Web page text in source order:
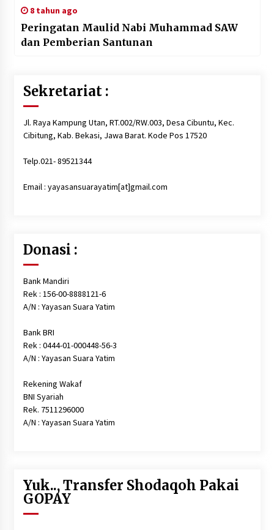
8 tahun ago
Peringatan Maulid Nabi Muhammad SAW
dan Pemberian Santunan
Sekretariat :
Jl. Raya Kampung Utan, RT.002/RW.003, Desa Cibuntu, Kec.
Cibitung, Kab. Bekasi, Jawa Barat. Kode Pos 17520
Telp.021- 89521344
Email : yayasansuarayatim[at]gmail.com
Donasi :
Bank Mandiri
Rek : 156-00-8888121-6
A/N : Yayasan Suara Yatim
Bank BRI
Rek : 0444-01-000448-56-3
A/N : Yayasan Suara Yatim
Rekening Wakaf
BNI Syariah
Rek. 7511296000
A/N : Yayasan Suara Yatim
Yuk.., Transfer Shodaqoh Pakai
GOPAY